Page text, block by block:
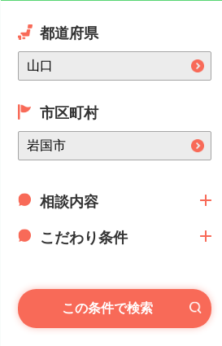
都道府県
市区町村
相談内容
こだわり条件
この条件で検索